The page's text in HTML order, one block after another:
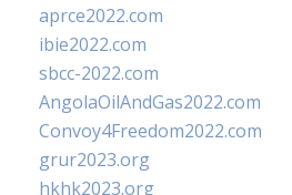
aprce2022.com
ibie2022.com
sbcc-2022.com
AngolaOilAndGas2022.com
Convoy4Freedom2022.com
grur2023.org
hkhk2023.org